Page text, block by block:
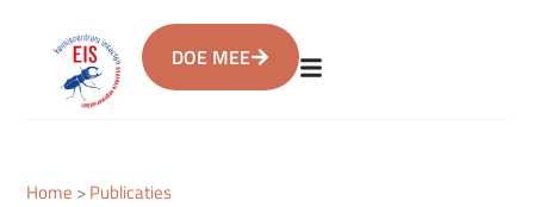
DOE MEE
Home >Publicaties